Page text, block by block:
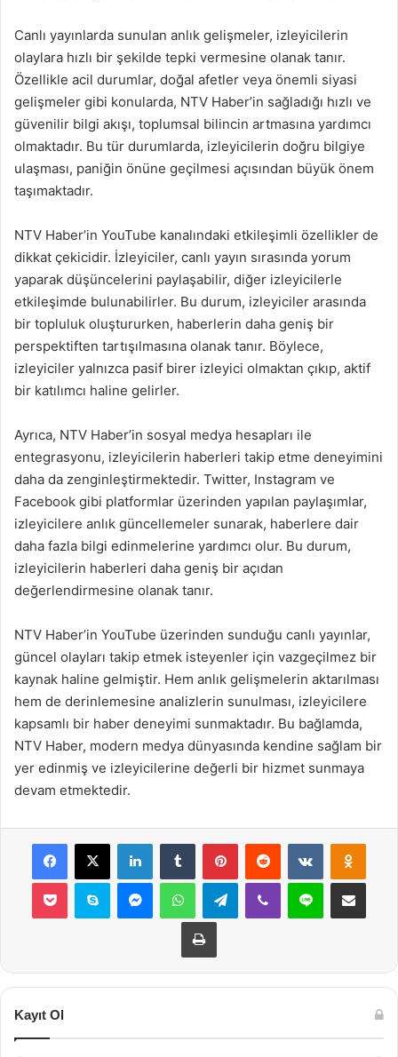
Canlı yayınlarda sunulan anlık gelişmeler, izleyicilerin
olaylara hızlı bir şekilde tepki vermesine olanak tanır.
Özellikle acil durumlar, doğal afetler veya önemli siyasi
gelişmeler gibi konularda, NTV Haber’in sağladığı hızlı ve
güvenilir bilgi akışı, toplumsal bilincin artmasına yardımcı
olmaktadır. Bu tür durumlarda, izleyicilerin doğru bilgiye
ulaşması, paniğin önüne geçilmesi açısından büyük önem
taşımaktadır.
NTV Haber’in YouTube kanalındaki etkileşimli özellikler de
dikkat çekicidir. İzleyiciler, canlı yayın sırasında yorum
yaparak düşüncelerini paylaşabilir, diğer izleyicilerle
etkileşimde bulunabilirler. Bu durum, izleyiciler arasında
bir topluluk oluştururken, haberlerin daha geniş bir
perspektiften tartışılmasına olanak tanır. Böylece,
izleyiciler yalnızca pasif birer izleyici olmaktan çıkıp, aktif
bir katılımcı haline gelirler.
Ayrıca, NTV Haber’in sosyal medya hesapları ile
entegrasyonu, izleyicilerin haberleri takip etme deneyimini
daha da zenginleştirmektedir. Twitter, Instagram ve
Facebook gibi platformlar üzerinden yapılan paylaşımlar,
izleyicilere anlık güncellemeler sunarak, haberlere dair
daha fazla bilgi edinmelerine yardımcı olur. Bu durum,
izleyicilerin haberleri daha geniş bir açıdan
değerlendirmesine olanak tanır.
NTV Haber’in YouTube üzerinden sunduğu canlı yayınlar,
güncel olayları takip etmek isteyenler için vazgeçilmez bir
kaynak haline gelmiştir. Hem anlık gelişmelerin aktarılması
hem de derinlemesine analizlerin sunulması, izleyicilere
kapsamlı bir haber deneyimi sunmaktadır. Bu bağlamda,
NTV Haber, modern medya dünyasında kendine sağlam bir
yer edinmiş ve izleyicilerine değerli bir hizmet sunmaya
devam etmektedir.
Facebook
X LinkedInTumblr PinterestReddit VKontakte
Pocket Skype MessengerWhatsAppTelegramViber Line E-Posta ile
Yazdır
Kayıt Ol